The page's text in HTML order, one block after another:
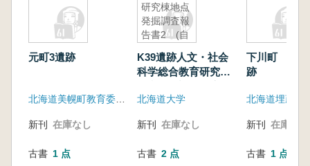
元町3遺跡
北海道美幌町教育委員会
新刊 在庫なし
古書 1 点
研究棟地点
発掘調査報
告書2 (自
および出土
遺物・遺構
K39遺跡人文・社会
科学総合教育研究棟
2 (自然科学分析お
考察編)
北海道大学
新刊 在庫なし
古書 2 点
下川町 サン
跡
新刊 在庫なし
古書 1 点